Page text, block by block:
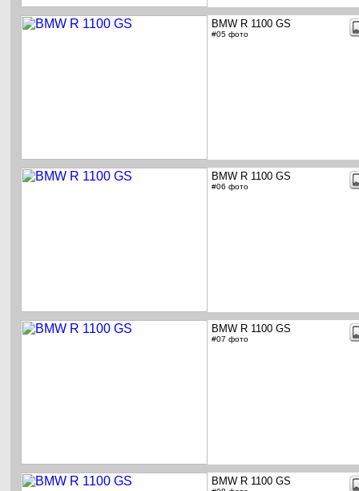
BMW R 1100 GS
#05 фото
BMW R 1100 GS
#06 фото
BMW R 1100 GS
#07 фото
BMW R 1100 GS